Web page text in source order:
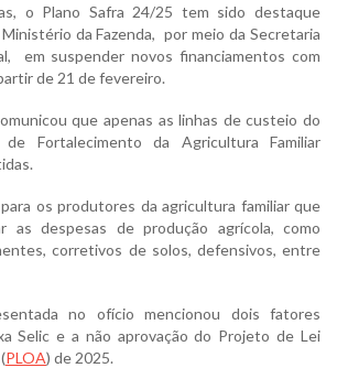
o Plano Safra 24/25 tem sido destaque
da Fazenda, por meio da Secretaria
em suspender novos financiamentos com
de 21 de fevereiro.
que apenas as linhas de custeio do
de Fortalecimento da Agricultura Familiar
os produtores da agricultura familiar que
as despesas de produção agrícola, como
corretivos de solos, defensivos, entre
no ofício mencionou dois fatores
Selic e a não aprovação do Projeto de Lei
PLOA) de 2025.